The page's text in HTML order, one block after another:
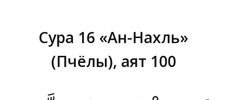
Сура 16 «Ан-Нахль»
(Пчёлы), аят 100